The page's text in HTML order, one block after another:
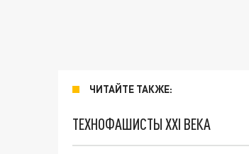
ЧИТАЙТЕ ТАКЖЕ:
ТЕХНОФАШИСТЫ XXI ВЕКА